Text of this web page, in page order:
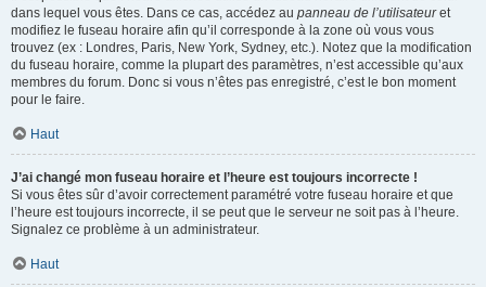
dans lequel vous êtes. Dans ce cas, accédez au panneau de l’utilisateuret
modifiez le fuseau horaire afin qu’il corresponde à la zone où vous vous
trouvez (ex : Londres, Paris, New York, Sydney, etc.). Notez que la modification
du fuseau horaire, comme la plupart des paramètres, n’est accessible qu’aux
membres du forum. Donc si vous n’êtes pas enregistré, c’est le bon moment
pour le faire.
Haut
J’ai changé mon fuseau horaire et l’heure est toujours incorrecte !
Si vous êtes sûr d’avoir correctement paramétré votre fuseau horaire et que
l’heure est toujours incorrecte, il se peut que le serveur ne soit pas à l’heure.
Signalez ce problème à un administrateur.
Haut